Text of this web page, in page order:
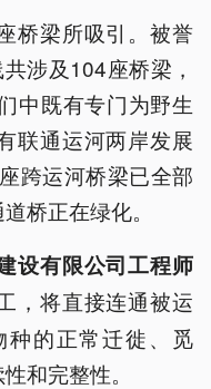
桥梁所吸引。被誉
涉及104座桥梁，
中既有专门为野生
联通运河两岸发展
跨运河桥梁已全部
桥正在绿化。
设有限公司工程师
，将直接连通被运
的正常迁徙、觅
和完整性。